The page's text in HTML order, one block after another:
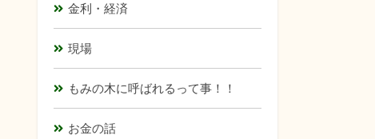
金利・経済
現場
もみの木に呼ばれるって事！！
お金の話